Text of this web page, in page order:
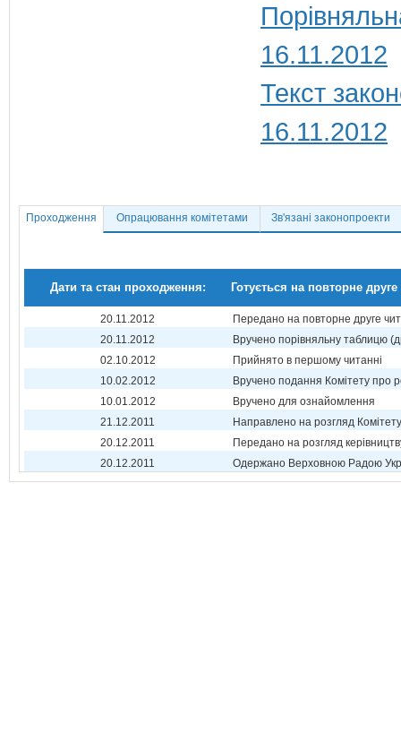
16.11.2012
Текст
16.11.2012
Проходження Опрацювання комітетами Зв'язані законопроекти
Дати та стан проходження: Готується на повторне
20.11.2012
Передано на повторне друге
20.11.2012
Вручено порівняльну таблицю
02.10.2012
Прийнято в першому читанні
10.02.2012
Вручено подання Комітету про
10.01.2012
Вручено для ознайомлення
21.12.2011
Направлено на розгляд Комітету
20.12.2011
Передано на розгляд
20.12.2011
Одержано Верховною Радою